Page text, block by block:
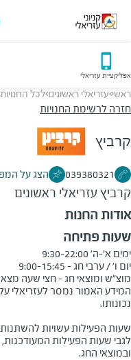
אפליקציית עזריאלי
ראשי>עזריאלי ראשונים>לכל החנויות
חזרה לרשימת החנויות
קרביץ
039380321 הצג על
קרביץעזריאלי ראשונים
אודות החנות
שעות פתיחה
מוצ"ש ומוצאי חג - חצי שעה מצאת
המידע האמור נמסר לעזריאלי
שעות הפעילות עשויות
לגבי שעות הפעילות
ובמוצאי החג.